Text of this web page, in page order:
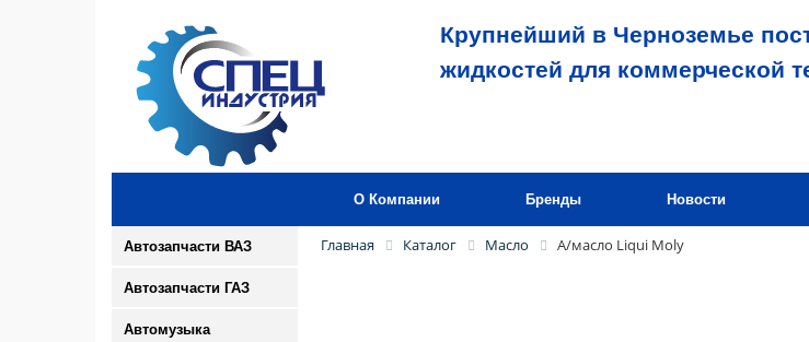
Крупнейший в Черноземье
жидкостей для коммерческой
О Компании Бренды Новости
Автозапчасти ВАЗ
Автозапчасти ГАЗ
Автомузыка
Главная Каталог Масло А/масло Liqui Moly